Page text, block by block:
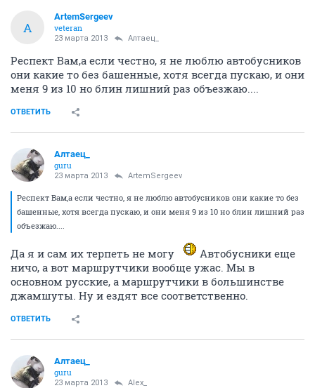
A
ArtemSergeev
veteran
23 марта 2013 Алтаец_
Респект Вам,а если честно, я не люблю автобусников
они какие то без башенные, хотя всегда пускаю, и они
меня 9 из 10 но блин лишний раз объезжаю....
ОТВЕТИТЬ
Алтаец_
guru
23 марта 2013 ArtemSergeev
Респект Вам,а если честно, я не люблю автобусников они какие то без
башенные, хотя всегда пускаю, и они меня 9 из 10 но блин лишний раз
объезжаю....
Да я и сам их терпеть не могу
Автобусники еще
ничо, а вот маршрутчики вообще ужас. Мы в
основном русские, а маршрутчики в большинстве
джамшуты. Ну и ездят все соответственно.
ОТВЕТИТЬ
Алтаец_
guru
23 марта 2013 Alex_